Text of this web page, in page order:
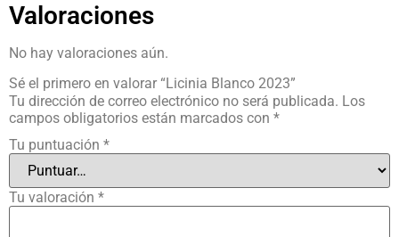
Valoraciones
No hay valoraciones aún.
Sé el primero en valorar “Licinia Blanco 2023”
Tu dirección de correo electrónico no será publicada. Los
campos obligatorios están marcados con *
Tu puntuación *
Tu valoración *